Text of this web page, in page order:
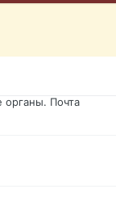
Вам! Паспорт
органы. Почта